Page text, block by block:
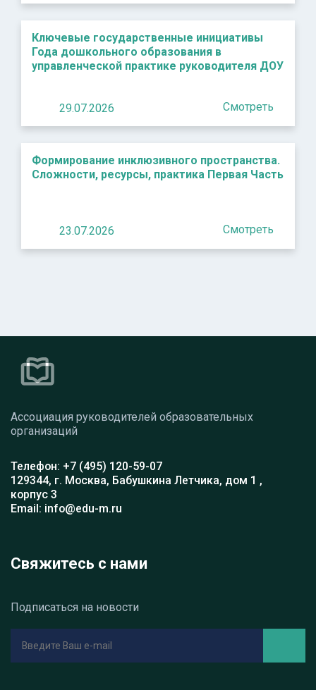
Ключевые государственные инициативы
Года дошкольного образования в
управленческой практике руководителя ДОУ
29.07.2026 Смотреть
Формирование инклюзивного пространства.
Сложности, ресурсы, практика Первая Часть
23.07.2026 Смотреть
Ассоциация руководителей образовательных
организаций
Телефон: +7 (495) 120-59-07
129344, г. Москва, Бабушкина Летчика, дом 1 ,
корпус 3
Email: info@edu-m.ru
Свяжитесь с нами
Подписаться на новости